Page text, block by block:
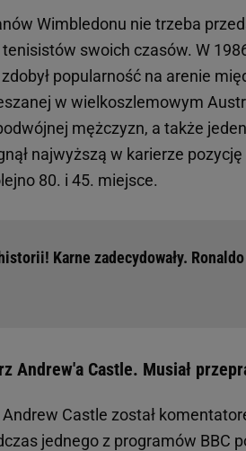
Wimbledonu nie trzeba
swoich czasów. W
popularność na arenie
w wielkoszlemowym
mężczyzn, a także
najwyższą w karierze
80. i 45. miejsce.
Karne zadecydowały. Ronaldo
Andrew'a Castle. Musiał
Castle został
jednego z programów BBC